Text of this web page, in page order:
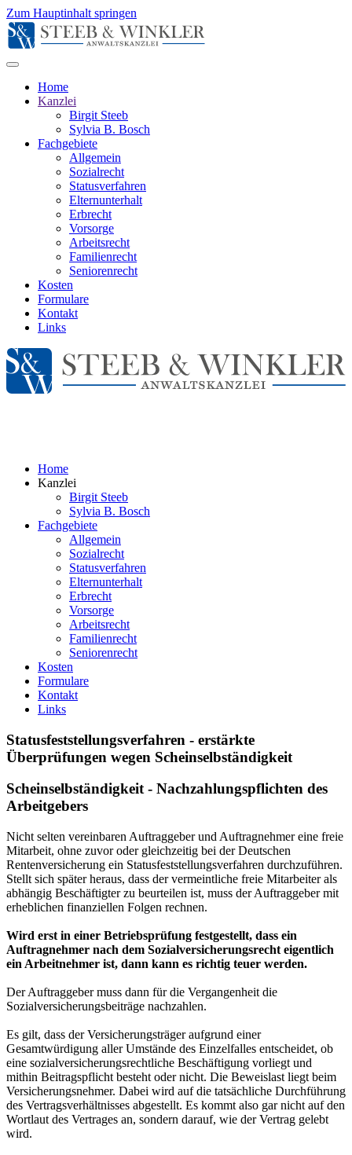
Zum Hauptinhalt springen
Home
Kanzlei
Birgit Steeb
Sylvia B. Bosch
Fachgebiete
Allgemein
Sozialrecht
Statusverfahren
Elternunterhalt
Erbrecht
Vorsorge
Arbeitsrecht
Familienrecht
Seniorenrecht
Kosten
Formulare
Kontakt
Links
Home
Kanzlei
Birgit Steeb
Sylvia B. Bosch
Fachgebiete
Allgemein
Sozialrecht
Statusverfahren
Elternunterhalt
Erbrecht
Vorsorge
Arbeitsrecht
Familienrecht
Seniorenrecht
Kosten
Formulare
Kontakt
Links
Statusfeststellungsverfahren - erstärkte
Überprüfungen wegen Scheinselbständigkeit
Scheinselbständigkeit - Nachzahlungspflichten des
Arbeitgebers
Nicht selten vereinbaren Auftraggeber und Auftragnehmer eine freie
Mitarbeit, ohne zuvor oder gleichzeitig bei der Deutschen
Rentenversicherung ein Statusfeststellungsverfahren durchzuführen.
Stellt sich später heraus, dass der vermeintliche freie Mitarbeiter als
abhängig Beschäftigter zu beurteilen ist, muss der Auftraggeber mit
erheblichen finanziellen Folgen rechnen.
Wird erst in einer Betriebsprüfung festgestellt, dass ein
Auftragnehmer nach dem Sozialversicherungsrecht eigentlich
ein Arbeitnehmer ist, dann kann es richtig teuer werden.
Der Auftraggeber muss dann für die Vergangenheit die
Sozialversicherungsbeiträge nachzahlen.
Es gilt, dass der Versicherungsträger aufgrund einer
Gesamtwürdigung aller Umstände des Einzelfalles entscheidet, ob
eine sozialversicherungsrechtliche Beschäftigung vorliegt und
mithin Beitragspflicht besteht oder nicht. Die Beweislast liegt beim
Versicherungsnehmer. Dabei wird auf die tatsächliche Durchführung
des Vertragsverhältnisses abgestellt. Es kommt also gar nicht auf den
Wortlaut des Vertrages an, sondern darauf, wie der Vertrag gelebt
wird.